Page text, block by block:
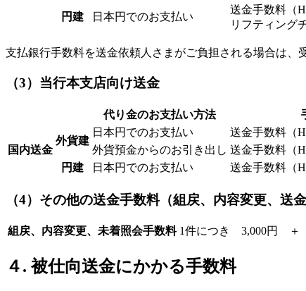
円建 日本円でのお支払い
送金手数料（
リフティング
支払銀行手数料を送金依頼人さまがご負担される場合は、
（3）当行本支店向け送金
代り金のお支払い方法
国内送金
外貨建
日本円でのお支払い
送金手数料（
外貨預金からのお引き出し 送金手数料（
円建
日本円でのお支払い 送金手数料（
（4）その他の送金手数料（組戻、内容変更、送
組戻、内容変更、未着照会手数料 1件につき 3,000円
４. 被仕向送金にかかる手数料